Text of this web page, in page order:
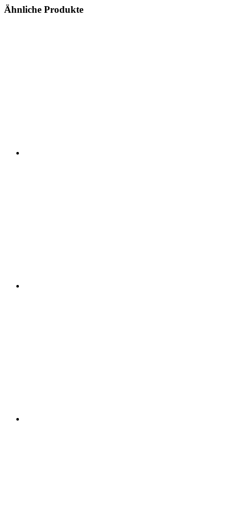
Ähnliche Produkte